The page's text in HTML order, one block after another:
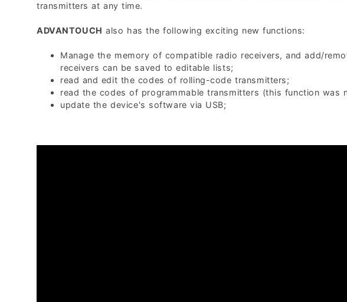
transmitters at any time.
ADVANTOUCH also has the following exciting new functions:
Manage the memory of compatible radio receivers, and add/
receivers can be saved to editable lists;
read and edit the codes of rolling-code transmitters;
read the codes of programmable transmitters (this function was
update the device's software via USB;